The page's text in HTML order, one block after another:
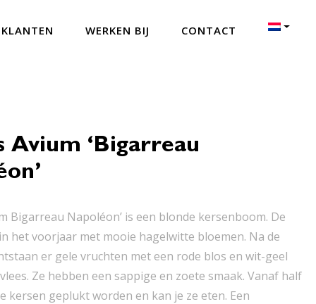
WERKEN BIJ CONTACT
Avium ‘Bigarreau
Bigarreau Napoléon’ is een blonde kersenboom. De
het voorjaar met mooie hagelwitte bloemen. Na de
er gele vruchten met een rode blos en wit-geel
Ze hebben een sappige en zoete smaak. Vanaf half
kersen geplukt worden en kan je ze eten. Een